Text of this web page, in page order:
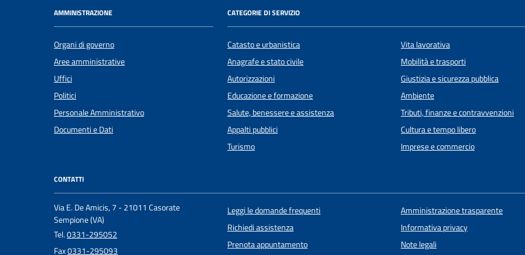
AMMINISTRAZIONE
Organi di governo
Aree amministrative
Uffici
Politici
Personale Amministrativo
Documenti e Dati
CATEGORIE DI SERVIZIO
Catasto e urbanistica
Anagrafe e stato civile
Autorizzazioni
Educazione e formazione
Salute, benessere e assistenza
Appalti pubblici
Turismo
Vita lavorativa
Mobilità e trasporti
Giustizia e sicurezza pubblica
Ambiente
Tributi, finanze e contravvenzioni
Cultura e tempo libero
Imprese e commercio
CONTATTI
Via E. De Amicis, 7 - 21011 Casorate
Sempione (VA)
Tel.0331-295052
Fax0331-295093
Leggi le domande frequenti
Richiedi assistenza
Prenota appuntamento
Amministrazione trasparente
Informativa privacy
Note legali